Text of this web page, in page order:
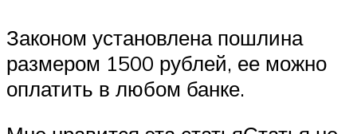
Законом установлена пошлина
размером 1500 рублей, ее можно
оплатить в любом банке.